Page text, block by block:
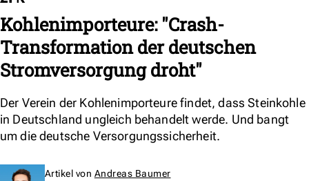
Kohlenimporteure: "Crash-
Transformation der deutschen
Stromversorgung droht"
Der Verein der Kohlenimporteure findet, dass Steinkohle
in Deutschland ungleich behandelt werde. Und bangt
um die deutsche Versorgungssicherheit.
Artikel von Andreas Baumer